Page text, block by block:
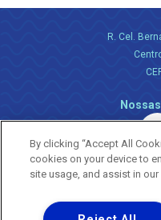
R. Cel.
By clicking “Accept All
cookies on your device to
site usage, and assist in